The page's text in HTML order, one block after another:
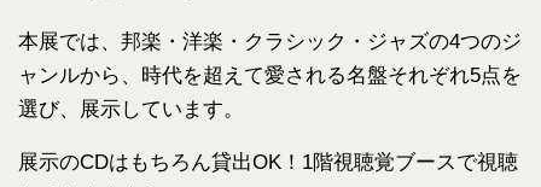
本展では、邦楽・洋楽・クラシック・ジャズの4つのジ
ャンルから、時代を超えて愛される名盤それぞれ5点を
選び、展示しています。
展示のCDはもちろん貸出OK！1階視聴覚ブースで視聴